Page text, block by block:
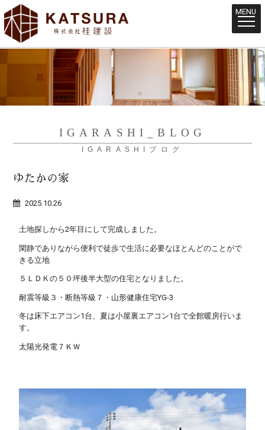
MENU
IGARASHI_BLOG
IGARASHIブログ
ゆたかの家
2025.10.26
土地探しから2年目にして完成しました。
閑静でありながら便利で徒歩で生活に必要なほとんどのことがで
きる立地
５ＬＤＫの５０坪後半大型の住宅となりました。
耐震等級３・断熱等級７・山形健康住宅YG-3
冬は床下エアコン1台、夏は小屋裏エアコン1台で全館暖房行いま
す。
太陽光発電７ＫＷ